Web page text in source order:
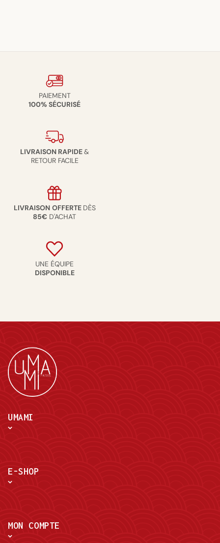
PAIEMENT
100% SÉCURISÉ
LIVRAISON RAPIDE&
RETOUR FACILE
LIVRAISON OFFERTE DÈS
85€ D'ACHAT
UNE ÉQUIPE
DISPONIBLE
UMAMI
E-SHOP
MON COMPTE